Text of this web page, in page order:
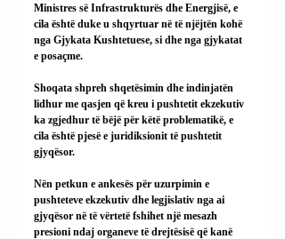
Ministres së Infrastrukturës dhe Energjisë, e
cila është duke u shqyrtuar në të njëjtën kohë
nga Gjykata Kushtetuese, si dhe nga gjykatat
e posaçme.
Shoqata shpreh shqetësimin dhe indinjatën
lidhur me qasjen që kreu i pushtetit ekzekutiv
ka zgjedhur të bëjë për këtë problematikë, e
cila është pjesë e juridiksionit të pushtetit
gjyqësor.
Nën petkun e ankesës për uzurpimin e
pushteteve ekzekutiv dhe legjislativ nga ai
gjyqësor në të vërtetë fshihet një mesazh
presioni ndaj organeve të drejtësisë që kanë